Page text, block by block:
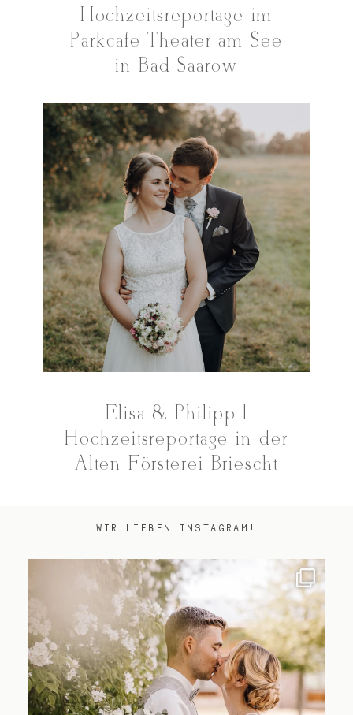
Hochzeitsreportage im
Parkcafé Theater am See
in Bad Saarow
Elisa & Philipp |
Hochzeitsreportage in der
Alten Försterei Briescht
WIR LIEBEN INSTAGRAM!